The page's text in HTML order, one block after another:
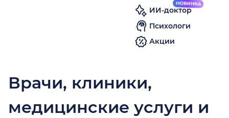
ИИ-доктор
Психологи
Акции
Врачи, клиники,
медицинские услуги и